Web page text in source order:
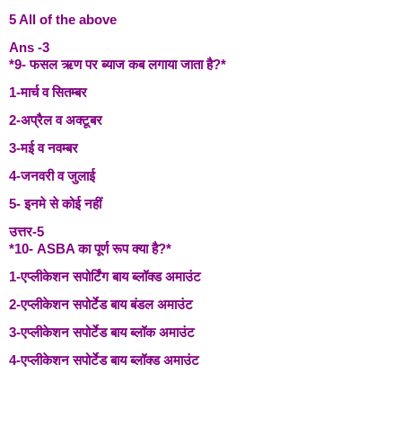
5 All of the above
Ans -3
*9- फसल ऋण पर ब्याज कब लगाया जाता है?*
1-मार्च व सितम्बर
2-अप्रैल व अक्टूबर
3-मई व नवम्बर
4-जनवरी व जुलाई
5- इनमे से कोई नहीं
उत्तर-5
*10- ASBA का पूर्ण रूप क्या है?*
1-एप्लीकेशन सपोर्टिंग बाय ब्लॉक्ड अमाउंट
2-एप्लीकेशन सपोर्टेड बाय बंडल अमाउंट
3-एप्लीकेशन सपोर्टेड बाय ब्लॉक अमाउंट
4-एप्लीकेशन सपोर्टेड बाय ब्लॉक्ड अमाउंट